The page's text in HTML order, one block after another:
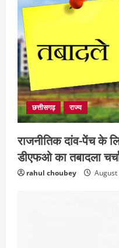
छत्तीसगढ़ राज्य
राजनीतिक दांव-पेंच के
डीएफओ का तबादला
rahul choubey August